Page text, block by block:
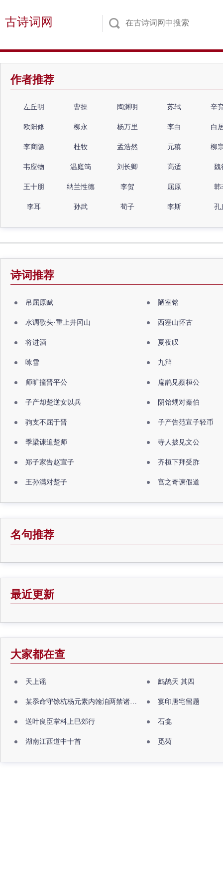
古诗词网
作者推荐
左丘明 曹操 陶渊明 苏轼 辛
欧阳修 柳永 杨万里 李白 白
李商隐 杜牧 孟浩然 元稹 柳
韦应物 温庭筠 刘长卿 高适 魏
王十朋 纳兰性德 李贺 屈原 韩
李耳 孙武 荀子 李斯 孔
诗词推荐
吊屈原赋 陋室铭
水调歌头·重上井冈山 西塞山怀古
将进酒 夏夜叹
咏雪 九辩
师旷撞晋平公 扁鹊见蔡桓公
子产却楚逆女以兵 阴饴甥对秦伯
驹支不屈于晋 子产告范宣子轻币
季梁谏追楚师 寺人披见文公
郑子家告赵宣子 齐桓下拜受胙
王孙满对楚子 宫之奇谏假道
名句推荐
最近更新
大家都在查
天上谣 鹧鸪天 其四
某忝命守馀杭杨元素内翰洎两禁诸公出祖佛寺 宴印唐宅留题
送叶良臣掌科上巳郊行 石龛
湖南江西道中十首 觅菊